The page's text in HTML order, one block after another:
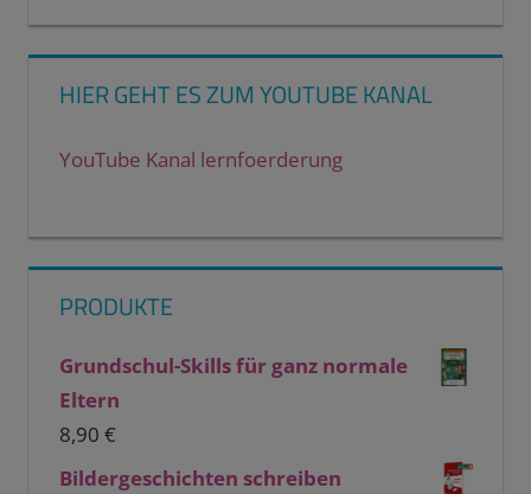
HIER GEHT ES ZUM YOUTUBE KANAL
YouTube Kanal lernfoerderung
PRODUKTE
Grundschul-Skills für ganz normale
Eltern
8,90 €
Bildergeschichten schreiben